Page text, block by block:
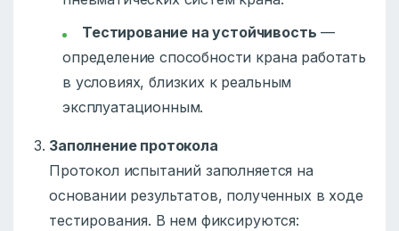
Тестирование на устойчивость —
определение способности крана работать
в условиях, близких к реальным
эксплуатационным.
Заполнение протокола
Протокол испытаний заполняется на
основании результатов, полученных в ходе
тестирования. В нем фиксируются: